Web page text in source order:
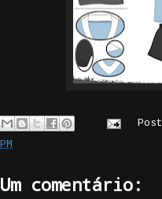
PM
Um comentário: